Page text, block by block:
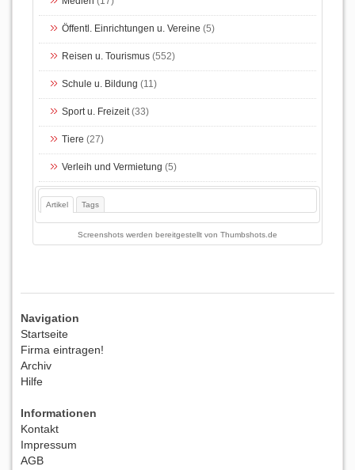
Öffentl. Einrichtungen u. Vereine (5)
Reisen u. Tourismus (552)
Schule u. Bildung (11)
Sport u. Freizeit(33)
Tiere (27)
Verleih und Vermietung (5)
Artikel Tags
Screenshots werden bereitgestellt von Thumbshots.de
Navigation
Startseite
Firma eintragen!
Archiv
Hilfe
Informationen
Kontakt
Impressum
AGB